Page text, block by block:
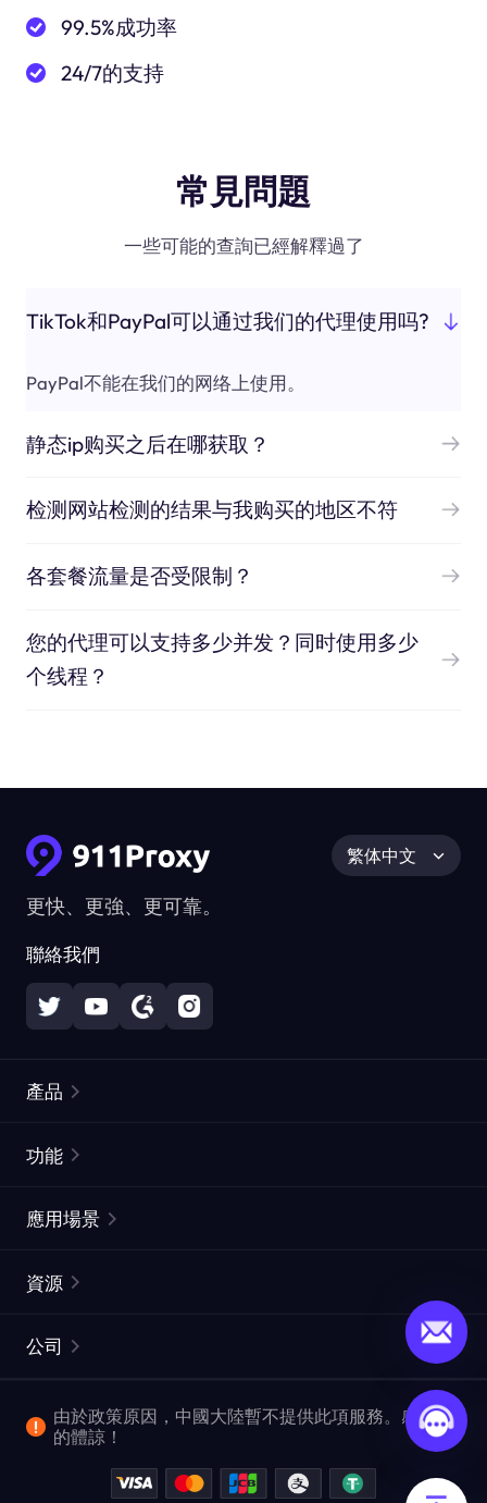
99.5%成功率
24/7的支持
常見問題
一些可能的查詢已經解釋過了
TikTok和PayPal可以通过我们的代理使用吗?
PayPal不能在我们的网络上使用。
静态ip购买之后在哪获取？
检测网站检测的结果与我购买的地区不符
各套餐流量是否受限制？
您的代理可以支持多少并发？同时使用多少
个线程？
更快、更強、更可靠。
聯絡我們
繁体中文
產品
靜態住宅代理
網頁擷取 API
視頻下載 API
功能
ISP代理
ProxySite
應用場景
市場研究
爬行和索引
查看所有使用案例
資源
常見問題解答
位置
公司
企業服務
反洗錢合規計劃
由於政策原因，中國大陸暫不提供此項服務。感謝您
的體諒！